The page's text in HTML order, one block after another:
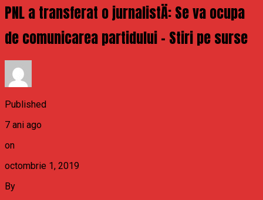
PNL a transferat o jurnalistÄ: Se va ocupa
de comunicarea partidului – Stiri pe surse
Published
7 ani ago
on
octombrie 1, 2019
By